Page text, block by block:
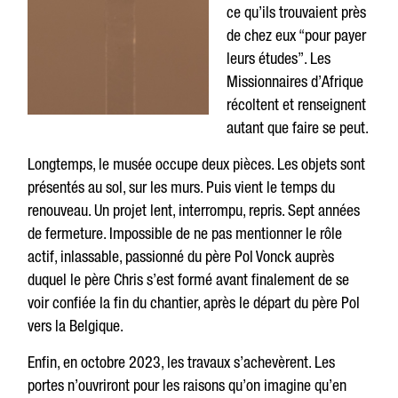
ce qu’ils trouvaient près
de chez eux “pour payer
leurs études”. Les
Missionnaires d’Afrique
récoltent et renseignent
autant que faire se peut.
Longtemps, le musée occupe deux pièces. Les objets sont
présentés au sol, sur les murs. Puis vient le temps du
renouveau. Un projet lent, interrompu, repris. Sept années
de fermeture. Impossible de ne pas mentionner le rôle
actif, inlassable, passionné du père Pol Vonck auprès
duquel le père Chris s’est formé avant finalement de se
voir confiée la fin du chantier, après le départ du père Pol
vers la Belgique.
Enfin, en octobre 2023, les travaux s’achevèrent. Les
portes n’ouvriront pour les raisons qu’on imagine qu’en